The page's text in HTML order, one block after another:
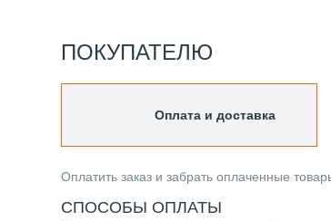
ПОКУПАТЕЛЮ
Оплата и доставка
Оплатить заказ и забрать оплаченные
СПОСОБЫ ОПЛАТЫ